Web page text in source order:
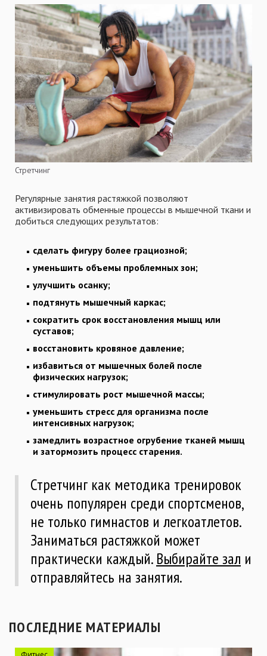
Стретчинг
Регулярные занятия растяжкой позволяют
активизировать обменные процессы в мышечной ткани и
добиться следующих результатов:
сделать фигуру более грациозной;
уменьшить объемы проблемных зон;
улучшить осанку;
подтянуть мышечный каркас;
сократить срок восстановления мышц или
суставов;
восстановить кровяное давление;
избавиться от мышечных болей после
физических нагрузок;
стимулировать рост мышечной массы;
уменьшить стресс для организма после
интенсивных нагрузок;
замедлить возрастное огрубение тканей мышц
и затормозить процесс старения.
Стретчинг как методика тренировок
очень популярен среди спортсменов,
не только гимнастов и легкоатлетов.
Заниматься растяжкой может
практически каждый. Выбирайте зал и
отправляйтесь на занятия.
ПОСЛЕДНИЕ МАТЕРИАЛЫ